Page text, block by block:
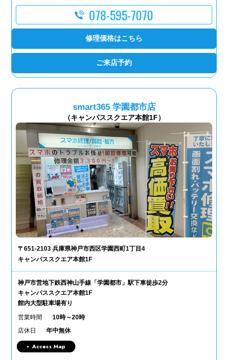
078-595-7070
修理価格はこちら
ご来店予約
smart365 学園都市店
（キャンパススクエア本館1F）
〒651-2103 兵庫県神戸市西区学園西町1丁目4
キャンパススクエア本館1F
神戸市営地下鉄西神山手線「学園都市」駅下車徒歩2分
キャンパススクエア本館1F
館内大型駐車場有り
営業時間
10時～20時
店休日
年中無休
Access Map